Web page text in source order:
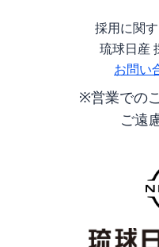
採用に関
琉球日産
お問い
※営業での
ご遠